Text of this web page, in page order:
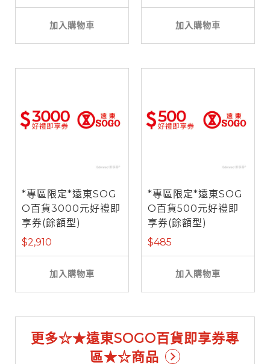
加入購物車 加入購物車
*專區限定*遠東SOG
O百貨3000元好禮即
享券(餘額型)
$2,910
加入購物車
*專區限定*遠東SOG
O百貨500元好禮即
享券(餘額型)
$485
加入購物車
更多☆★遠東SOGO百貨即享券專
區★☆商品